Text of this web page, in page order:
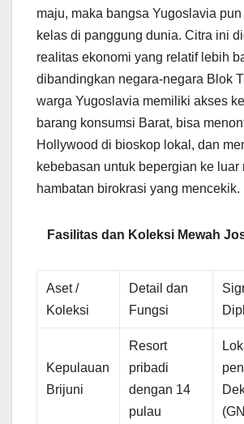
maju, maka bangsa Yugoslavia
kelas di panggung dunia. Citra ini
realitas ekonomi yang relatif lebih
dibandingkan negara-negara Blok
warga Yugoslavia memiliki akses
barang konsumsi Barat, bisa
Hollywood di bioskop lokal, dan
kebebasan untuk bepergian ke luar
hambatan birokrasi yang mencekik.
Fasilitas dan Koleksi Mewah
Aset /
Koleksi
Detail dan
Fungsi
Kepulauan
Brijuni
Resort
pribadi
dengan 14
pulau